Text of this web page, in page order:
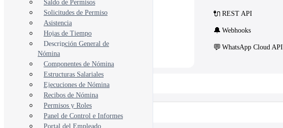
🧩 Modules
Core Rise CRM extensions
⚙️Automation & API
Security and third-party tools
🔌 REST API
🔔 Webhooks
💬 WhatsApp Cloud API
📂 View All 5 Plugins →
Concord CRM
Saldo de Permisos
Solicitudes de Permiso
Asistencia
Hojas de Tiempo
Descripción General de
Nómina
Componentes de Nómina
Estructuras Salariales
Ejecuciones de Nómina
Recibos de Nómina
Permisos y Roles
Panel de Control e Informes
Portal del Empleado